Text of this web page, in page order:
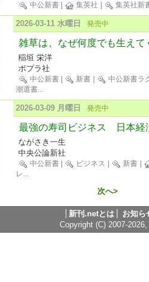
中公新書 集英社 集英社新
2026-03-11 水曜日 発売中
雑草は、なぜ何度でも生えて
稲垣 栄洋
ポプラ社
中公新書 新書
中公新書ラ
潮選書...
2026-03-09 月曜日 発売中
最強の寿司ビジネス 日本経
ながさき一生
中央公論新社
中公新書 ビジネス 新書
レ...
次へ>
新刊.netとは
お知ら
Copyright (C) 2007-2026,